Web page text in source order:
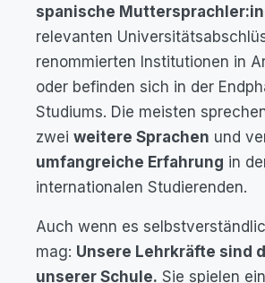
spanische
relevanten
renommierten Institutionen in
oder befinden sich in der
Studiums. Die meisten
zwei weitere Sprachen und
umfangreiche Erfahrung in
internationalen Studierenden.
Auch wenn es
mag: Unsere Lehrkräfte sind
unserer Schule. Sie spielen